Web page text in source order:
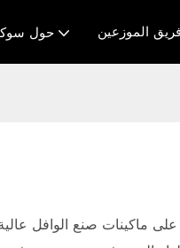
حول الموزعين
ماكينات صنع الوافل عالية